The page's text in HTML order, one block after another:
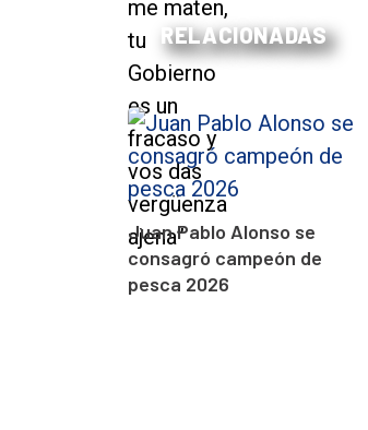
RELACIONADAS
Juan Pablo Alonso se
consagró campeón de
pesca 2026